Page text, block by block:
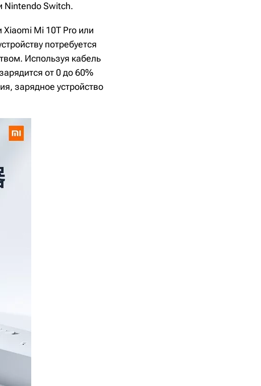
Nintendo Switch.
Xiaomi Mi 10T Pro или
потребуется
Используя кабель
от 0 до 60%
зарядное устройство